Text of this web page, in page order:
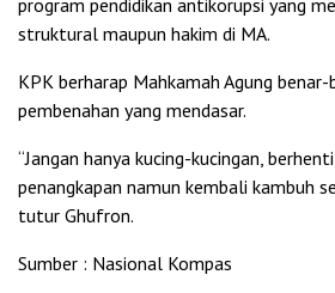
program pendidikan antikorupsi yang
struktural maupun hakim di MA.
KPK berharap Mahkamah Agung
pembenahan yang mendasar.
“Jangan hanya kucing-kucingan,
penangkapan namun kembali kambuh
tutur Ghufron.
Sumber : Nasional Kompas